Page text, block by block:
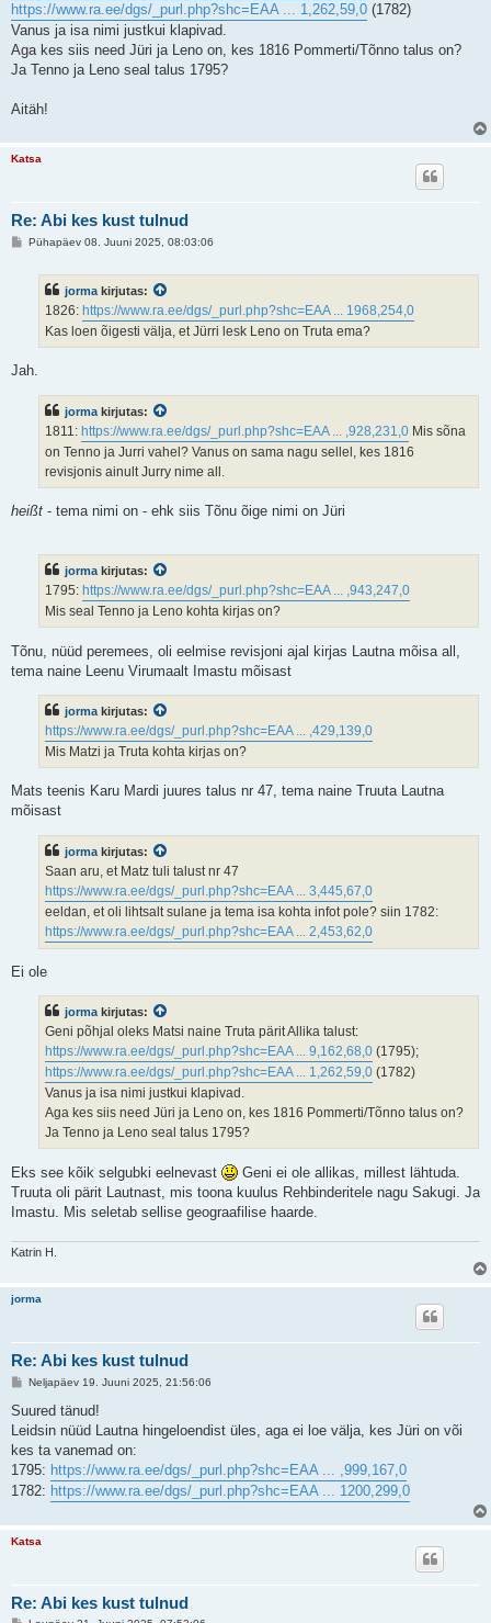
https://www.ra.ee/dgs/_purl.php?shc=EAA ... 1,262,59,0 (1782)
Vanus ja isa nimi justkui klapivad.
Aga kes siis need Jüri ja Leno on, kes 1816 Pommerti/Tõnno talus on?
Ja Tenno ja Leno seal talus 1795?
Aitäh!
Katsa
Re: Abi kes kust tulnud
PPühapäev 08. Juuni 2025, 08:03:06
jorma kirjutas:
1826: https://www.ra.ee/dgs/_purl.php?shc=EAA ... 1968,254,0
Kas loen õigesti välja, et Jürri lesk Leno on Truta ema?
Jah.
jorma kirjutas:
1811: https://www.ra.ee/dgs/_purl.php?shc=EAA ... ,928,231,0 Mis sõna
on Tenno ja Jurri vahel? Vanus on sama nagu sellel, kes 1816
revisjonis ainult Jurry nime all.
heißt - tema nimi on - ehk siis Tõnu õige nimi on Jüri
jorma kirjutas:
1795: https://www.ra.ee/dgs/_purl.php?shc=EAA ... ,943,247,0
Mis seal Tenno ja Leno kohta kirjas on?
Tõnu, nüüd peremees, oli eelmise revisjoni ajal kirjas Lautna mõisa all,
tema naine Leenu Virumaalt Imastu mõisast
jorma kirjutas:
https://www.ra.ee/dgs/_purl.php?shc=EAA ... ,429,139,0
Mis Matzi ja Truta kohta kirjas on?
Mats teenis Karu Mardi juures talus nr 47, tema naine Truuta Lautna
mõisast
jorma kirjutas:
Saan aru, et Matz tuli talust nr 47
https://www.ra.ee/dgs/_purl.php?shc=EAA ... 3,445,67,0
eeldan, et oli lihtsalt sulane ja tema isa kohta infot pole? siin 1782:
https://www.ra.ee/dgs/_purl.php?shc=EAA ... 2,453,62,0
Ei ole
jorma kirjutas:
Geni põhjal oleks Matsi naine Truta pärit Allika talust:
https://www.ra.ee/dgs/_purl.php?shc=EAA ... 9,162,68,0 (1795);
https://www.ra.ee/dgs/_purl.php?shc=EAA ... 1,262,59,0 (1782)
Vanus ja isa nimi justkui klapivad.
Aga kes siis need Jüri ja Leno on, kes 1816 Pommerti/Tõnno talus on?
Ja Tenno ja Leno seal talus 1795?
Eks see kõik selgubki eelnevast
Geni ei ole allikas, millest lähtuda.
Truuta oli pärit Lautnast, mis toona kuulus Rehbinderitele nagu Sakugi. Ja
Imastu. Mis seletab sellise geograafilise haarde.
Katrin H.
jorma
Re: Abi kes kust tulnud
P
s
i
t
s
Neljapäev 19. Juuni 2025, 21:56:06
Suured tänud!
Leidsin nüüd Lautna hingeloendist üles, aga ei loe välja, kes Jüri on või
kes ta vanemad on:
1795: https://www.ra.ee/dgs/_purl.php?shc=EAA ... ,999,167,0
1782: https://www.ra.ee/dgs/_purl.php?shc=EAA ... 1200,299,0
Katsa
Re: Abi kes kust tulnud